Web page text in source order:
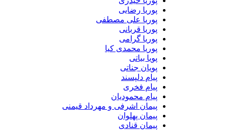
پوریا رضایی
پوریا علی مصطفی
پوریا قربانی
پوریا گرامی
پوریا محمدی کیا
پویا بیاتی
پویان جناتی
پیام دلپسند
پیام فخری
پیام محمودیان
پیمان اشرفی و مهرداد قیمنی
پیمان پهلوان
پیمان قنادی